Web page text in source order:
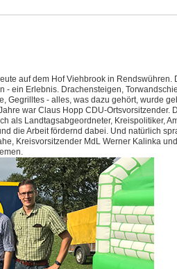
auf dem Hof Viehbrook in Rendswühren.
- ein Erlebnis. Drachensteigen,
Gegrilltes - alles, was dazu gehört, wurde
war Claus Hopp CDU-Ortsvorsitzender.
als Landtagsabgeordneter, Kreispolitiker,
die Arbeit fördernd dabei. Und natürlich
Kreisvorsitzender MdL Werner Kalinka